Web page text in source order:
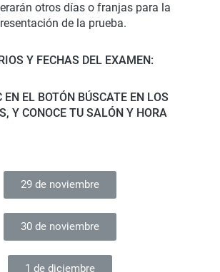
otros días o franjas para la
de la prueba.
Y FECHAS DEL EXAMEN:
EN EL BOTÓN BÚSCATE EN LOS
Y CONOCE TU SALÓN Y HORA
29 de noviembre
30 de noviembre
1 de diciembre